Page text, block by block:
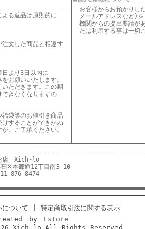
る返品は原則的に
文した商品と相違す
より3日以内に
お願いいたします。
ただきます。この期
きなくなりますの
袋等のお値引き商品
することができかね
、ご了承ください。
お客様からお預かりし
メールアドレスなど)
機関からの提出要請が
たは利用する事は一切
お店 Xich-lo
区本郷通12丁目南3-10
876-8474
について
特定商取引法に関する表示
by Estore